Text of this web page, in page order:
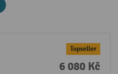
Topseller
6 080 Kč